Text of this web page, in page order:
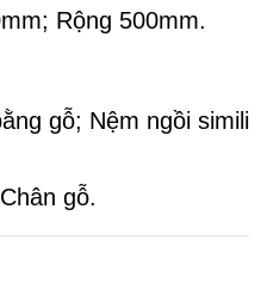
Rộng 500mm.
gỗ; Nệm ngồi simili
gỗ.